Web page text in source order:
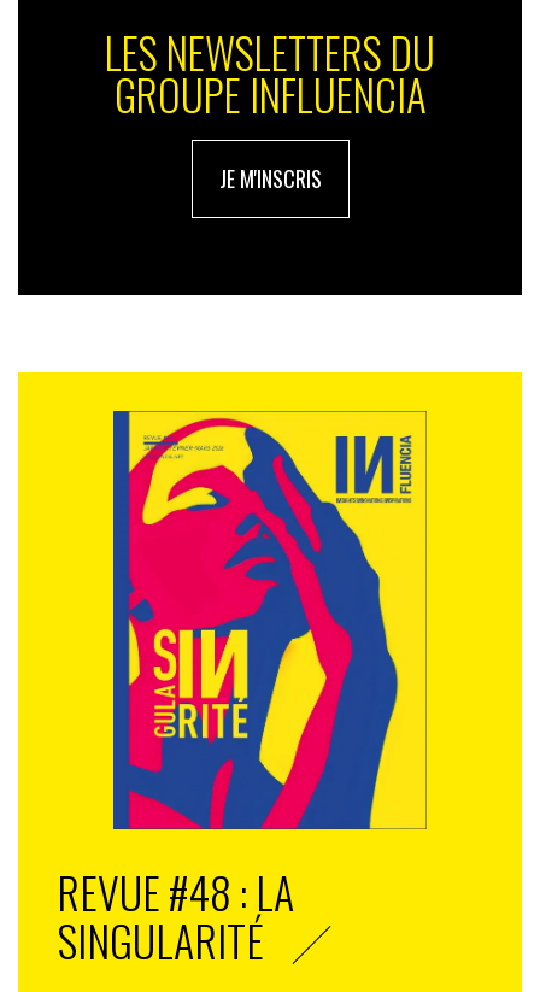
EN RÉSUMÉ
À propos deSamsung
Electronics
Co., Ltd.
LES NEWSLETTERS DU
GROUPE INFLUENCIA
JE M'INSCRIS
REVUE #48 : LA
SINGULARITÉ